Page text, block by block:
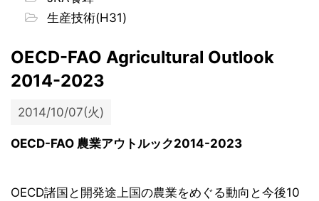
生産技術(H31)
OECD-FAO Agricultural Outlook
2014-2023
2014/10/07(火)
OECD-FAO 農業アウトルック2014-2023
OECD諸国と開発途上国の農業をめぐる動向と今後10